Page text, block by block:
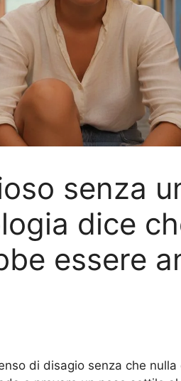
senza
dice
essere
di disagio senza che